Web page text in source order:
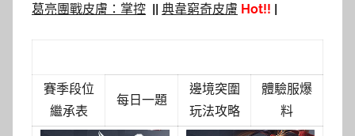
葛亮團戰皮膚：掌控 || 典韋窮奇皮膚 Hot!! |
賽季段位
繼承表
每日一題
邊境突圍
玩法攻略
體驗服爆
料